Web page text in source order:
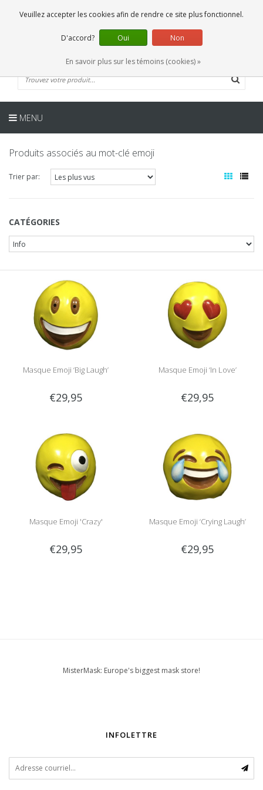
0 Articles
FR
MENU
Produits associés au mot-clé emoji
Trier par:
CATÉGORIES
Masque Emoji ‘Big Laugh’
€29,95
Masque Emoji ‘In Love’
€29,95
Masque Emoji 'Crazy'
€29,95
Masque Emoji ‘Crying Laugh’
€29,95
MisterMask: Europe's biggest mask store!
INFOLETTRE
Veuillez accepter les cookies afin de rendre ce site plus fonctionnel.
D'accord? Oui Non
En savoir plus sur les témoins (cookies) »